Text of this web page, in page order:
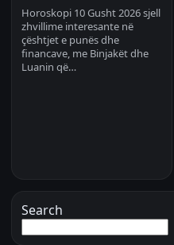
Horoskopi 10 Gusht 2026 sjell
zhvillime interesante në
çështjet e punës dhe
financave, me Binjakët dhe
Luanin që…
Search